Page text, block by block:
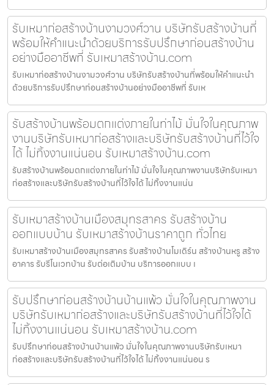
รับเหมาก่อสร้างบ้านงามวงศ์วาน บริษัทรับสร้างบ้านที่
พร้อมให้คำแนะนำด้วยบริการรับปรึกษาก่อนสร้างบ้าน
อย่างมืออาชีพที่ รับเหมาสร้างบ้าน.com
รับเหมาก่อสร้างบ้านงามวงศ์วาน บริษัทรับสร้างบ้านที่พร้อมให้คำแนะนำ
ด้วยบริการรับปรึกษาก่อนสร้างบ้านอย่างมืออาชีพที่ รับเห
รับสร้างบ้านพร้อมตกแต่งภายในท่าไม้ มั่นใจในคุณภาพ
งานบริษัทรับเหมาก่อสร้างและบริษัทรับสร้างบ้านที่ไว้ใจ
ได้ ไม่ทิ้งงานแน่นอน รับเหมาสร้างบ้าน.com
รับสร้างบ้านพร้อมตกแต่งภายในท่าไม้ มั่นใจในคุณภาพงานบริษัทรับเหมา
ก่อสร้างและบริษัทรับสร้างบ้านที่ไว้ใจได้ ไม่ทิ้งงานแน่น
รับเหมาสร้างบ้านเมืองสมุทรสาคร รับสร้างบ้าน
ออกแบบบ้าน รับเหมาสร้างบ้านราคาถูก ทั่วไทย
รับเหมาสร้างบ้านเมืองสมุทรสาคร รับสร้างบ้านโมเดิร์น สร้างบ้านหรู สร้าง
อาคาร รับรีโนเวทบ้าน รับต่อเติมบ้าน บริการออกแบบ เ
รับปรึกษาก่อนสร้างบ้านบ้านแพ้ว มั่นใจในคุณภาพงาน
บริษัทรับเหมาก่อสร้างและบริษัทรับสร้างบ้านที่ไว้ใจได้
ไม่ทิ้งงานแน่นอน รับเหมาสร้างบ้าน.com
รับปรึกษาก่อนสร้างบ้านบ้านแพ้ว มั่นใจในคุณภาพงานบริษัทรับเหมา
ก่อสร้างและบริษัทรับสร้างบ้านที่ไว้ใจได้ ไม่ทิ้งงานแน่นอน ร